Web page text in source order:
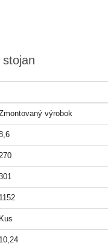
výrobok
1152
Kus
10,24